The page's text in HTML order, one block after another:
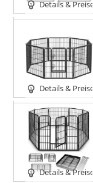
Details & Preise
Details & Preise
Details & Preise